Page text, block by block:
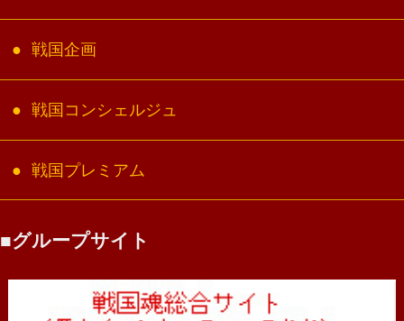
戦国企画
戦国コンシェルジュ
戦国プレミアム
グループサイト